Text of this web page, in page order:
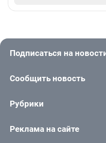
Подписаться на
Сообщить новость
Рубрики
Реклама на сайте